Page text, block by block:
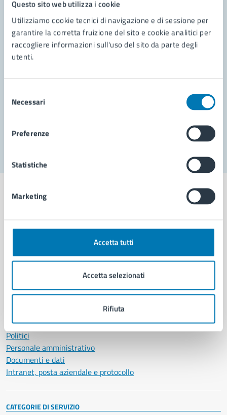
Questo sito web utilizza i cookie
Utilizziamo cookie tecnici di navigazione e di sessione per
garantire la corretta fruizione del sito e cookie analitici per
raccogliere informazioni sull'uso del sito da parte degli
utenti.
delNecessari
Preferenze
Statistiche
Marketing
Accetta tutti
Accetta selezionati
Rifiuta
Contatta il comune
Leggi le domande frequenti
Problemi in città
Segnala disservizio
Comune di Napoli
AMMINISTRAZIONE
Organi di governo
Municipalità
Enti e fondazioni
Politici
Personale amministrativo
Documenti e dati
Intranet, posta aziendale e protocollo
CATEGORIE DI SERVIZIO